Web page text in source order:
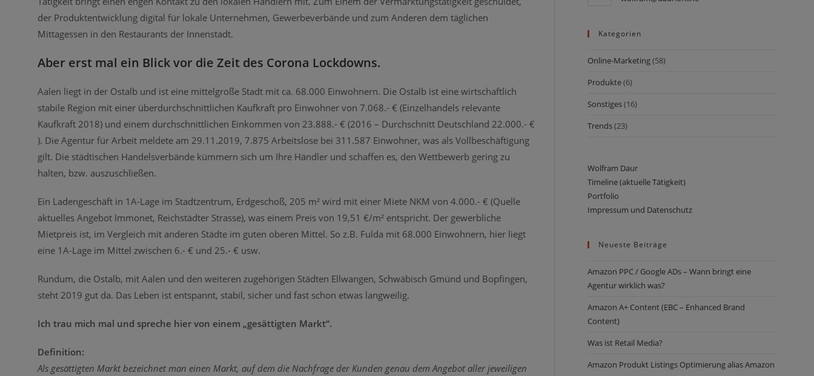
der Produktentwicklung digital für lokale Unternehmen, Gewerbeverbände und zum Anderen dem täglichen
Mittagessen in den Restaurants der Innenstadt.
Aber erst mal ein Blick vor die Zeit des Corona Lockdowns.
Aalen liegt in der Ostalb und ist eine mittelgroße Stadt mit ca. 68.000 Einwohnern. Die Ostalb ist eine wirtschaftlich
stabile Region mit einer überdurchschnittlichen Kaufkraft pro Einwohner von 7.068.- € (Einzelhandels relevante
Kaufkraft 2018) und einem durchschnittlichen Einkommen von 23.888.- € (2016 – Durchschnitt Deutschland 22.000.- €
). Die Agentur für Arbeit meldete am 29.11.2019, 7.875 Arbeitslose bei 311.587 Einwohner, was als Vollbeschäftigung
gilt. Die städtischen Handelsverbände kümmern sich um Ihre Händler und schaffen es, den Wettbewerb gering zu
halten, bzw. auszuschließen.
Ein Ladengeschäft in 1A-Lage im Stadtzentrum, Erdgeschoß, 205 m² wird mit einer Miete NKM von 4.000.- € (Quelle
aktuelles Angebot Immonet, Reichstädter Strasse), was einem Preis von 19,51 €/m² entspricht. Der gewerbliche
Mietpreis ist, im Vergleich mit anderen Städte im guten oberen Mittel. So z.B. Fulda mit 68.000 Einwohnern, hier liegt
eine 1A-Lage im Mittel zwischen 6.- € und 25.- € usw.
Rundum, die Ostalb, mit Aalen und den weiteren zugehörigen Städten Ellwangen, Schwäbisch Gmünd und Bopfingen,
steht 2019 gut da. Das Leben ist entspannt, stabil, sicher und fast schon etwas langweilig.
Ich trau mich mal und spreche hier von einem „gesättigten Markt“.
Definition:
Als gesättigten Markt bezeichnet man einen Markt, auf dem die Nachfrage der Kunden genau dem Angebot aller jeweiligen
Kategorien
Online-Marketing(58)
Produkte(6)
Sonstiges(16)
Trends(23)
Wolfram Daur
Timeline (aktuelle Tätigkeit)
Portfolio
Impressum und Datenschutz
Neueste Beiträge
Amazon PPC / Google ADs – Wann bringt eine
Agentur wirklich was?
Amazon ­­­A+ Content (EBC – Enhanced Brand
Content)
Was ist Retail Media?
Amazon Produkt Listings Optimierung alias Amazon